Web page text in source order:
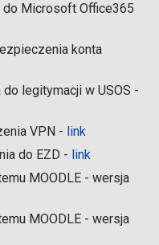
do Microsoft Office365
konta
legitymacji w USOS -
VPN - link
do EZD - link
MOODLE - wersja
MOODLE - wersja